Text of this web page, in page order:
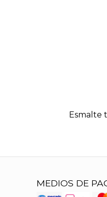
Esmalte
MEDIOS DE